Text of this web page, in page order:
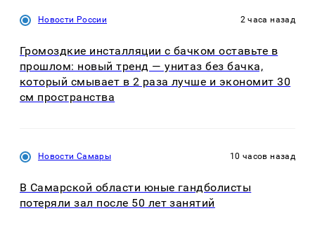
Новости России 2 часа назад
Громоздкие инсталляции с бачком оставьте в
прошлом: новый тренд — унитаз без бачка,
который смывает в 2 раза лучше и экономит 30
см пространства
Новости Самары 10 часов назад
В Самарской области юные гандболисты
потеряли зал после 50 лет занятий